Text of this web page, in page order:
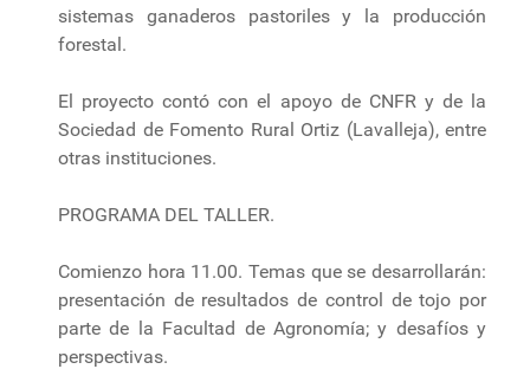
sistemas ganaderos pastoriles y la producción
forestal.
El proyecto contó con el apoyo de CNFR y de la
Sociedad de Fomento Rural Ortiz (Lavalleja), entre
otras instituciones.
PROGRAMA DEL TALLER.
Comienzo hora 11.00. Temas que se desarrollarán:
presentación de resultados de control de tojo por
parte de la Facultad de Agronomía; y desafíos y
perspectivas.